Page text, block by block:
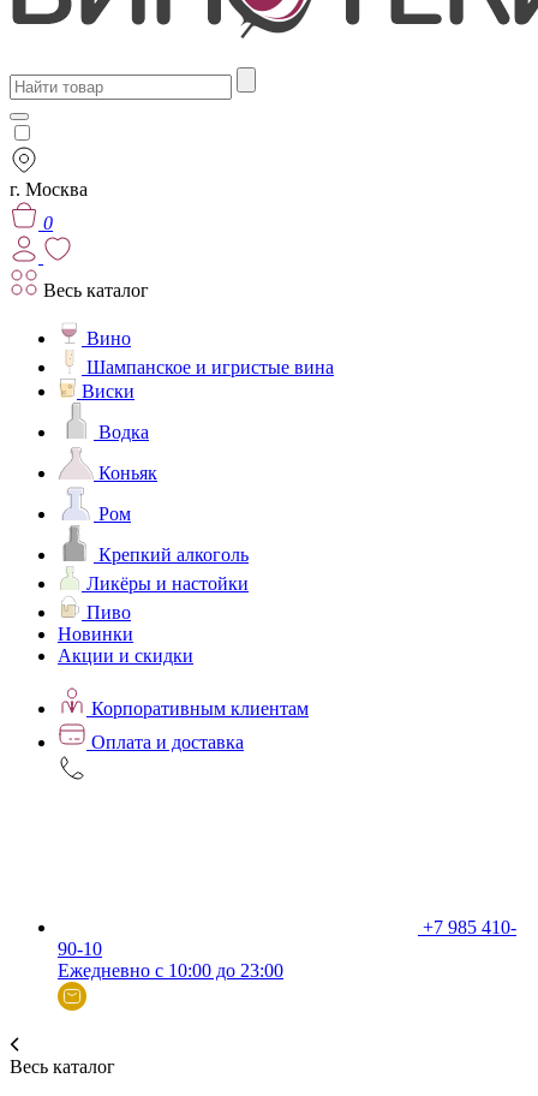
г. Москва
0
Весь каталог
Вино
Шампанское и игристые вина
Виски
Водка
Коньяк
Ром
Крепкий алкоголь
Ликёры и настойки
Пиво
Новинки
Акции и скидки
Корпоративным клиентам
Оплата и доставка
+7 985 410-
90-10
Ежедневно с 10:00 до 23:00
Весь каталог